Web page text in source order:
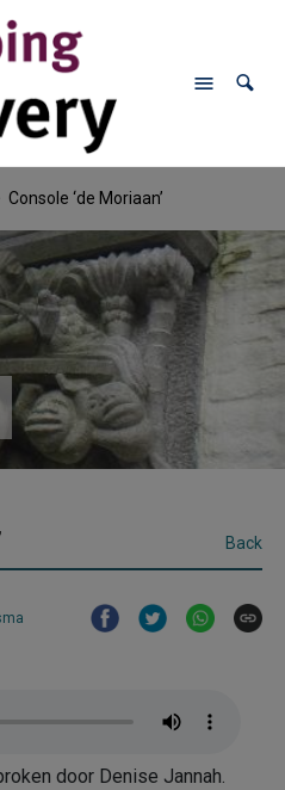
Console ‘de Moriaan’
Back
door Denise Jannah.